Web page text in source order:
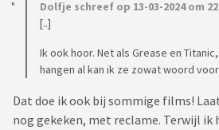
Dolfje schreef op 13-03-2024 om
[..]
Ik ook hoor. Net als Grease en
hangen al kan ik ze zowat woord
Dat doe ik ook bij sommige films!
nog gekeken, met reclame. Terwijl ik